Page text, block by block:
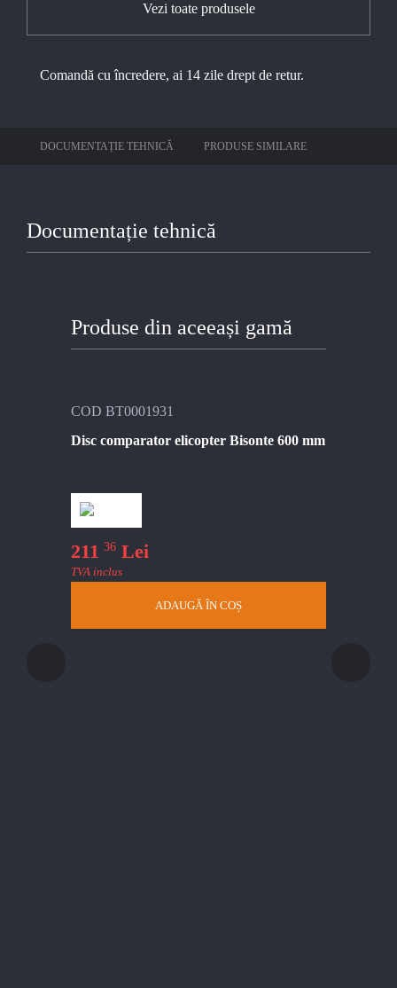
Vezi toate produsele
Comandă cu încredere, ai 14 zile drept de retur.
DOCUMENTAȚIE TEHNICĂ PRODUSE SIMILARE
Documentație tehnică
Produse din aceeași gamă
COD BT0001931
Disc comparator elicopter Bisonte 600 mm
211 36 Lei
TVA inclus
ADAUGĂ ÎN COȘ